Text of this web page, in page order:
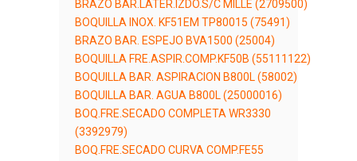
BRAZO BAR.LATER.IZDO.S/C MILLE (2709500)
BOQUILLA INOX. KF51EM TP80015 (75491)
BRAZO BAR. ESPEJO BVA1500 (25004)
BOQUILLA FRE.ASPIR.COMP.KF50B (55111122)
BOQUILLA BAR. ASPIRACION B800L (58002)
BOQUILLA BAR. AGUA B800L (25000016)
BOQ.FRE.SECADO COMPLETA WR3330
(3392979)
BOQ.FRE.SECADO CURVA COMP.FE55